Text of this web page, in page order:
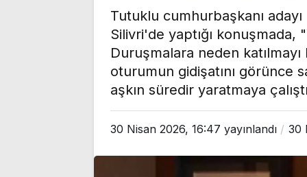
Tutuklu cumhurbaşkanı
Silivri'de yaptığı konuşmada,
Duruşmalara neden katılmayı
oturumun gidişatını görünce
aşkın süredir yaratmaya
30 Nisan 2026, 16:47 yayınlandı 30
itirafı: ‘Her
bir şeyler
Manisa FK,